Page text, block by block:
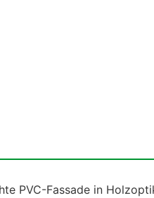
PVC-Fassade in